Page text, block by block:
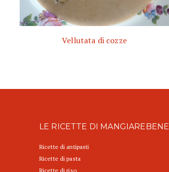
Vellutata di cozze
LE RICETTE DI MANGIAREBENE
Ricette di antipasti
Ricette di pasta
Ricette di riso